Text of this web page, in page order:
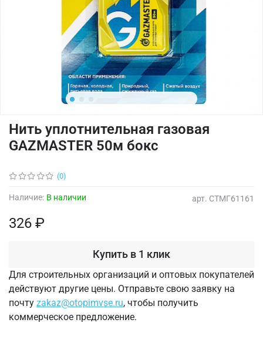
(0)
арт. СТМГ61161
Наличие: В наличии
Нить уплотнительная газовая
GAZMASTER 50м бокс
326 ₽
Купить в 1 клик
Для строительных организаций и оптовых покупателей
действуют другие цены. Отправьте свою заявку на
почту zakaz@otopimvse.ru, чтобы получить
коммерческое предложение.